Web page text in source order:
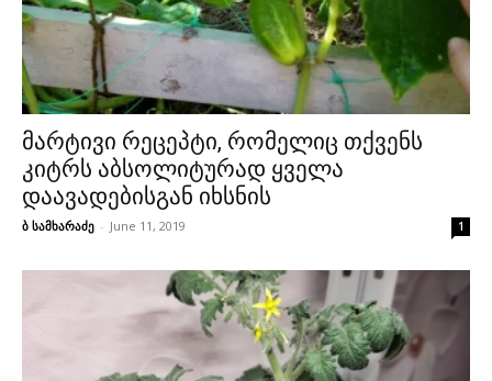
მარტივი რეცეპტი, რომელიც თქვენს
კიტრს აბსოლიტურად ყველა
დაავადებისგან იხსნის
ბ სამხარაძე - June 11, 2019 1